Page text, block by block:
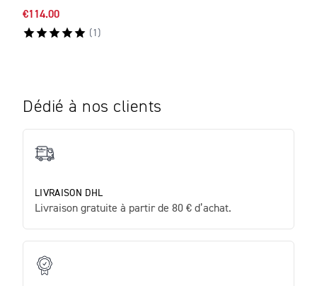
€114.00
( 1 )
Dédié à nos clients
LIVRAISON DHL
Livraison gratuite à partir de 80 € d’achat.